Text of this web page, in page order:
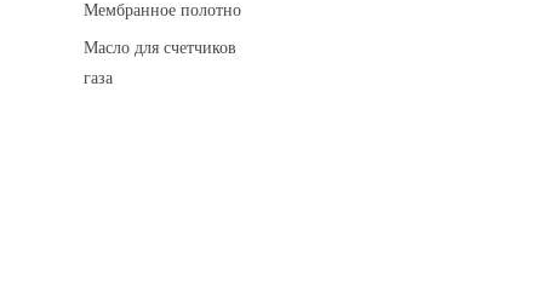
Мембранное полотно
Масло для счетчиков
газа